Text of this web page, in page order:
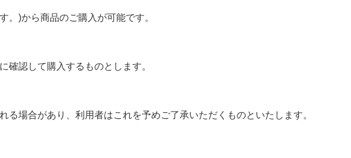
。)から商品のご購入が可能です。
確認して購入するものとします。
場合があり、利用者はこれを予めご了承いただくものといたします。